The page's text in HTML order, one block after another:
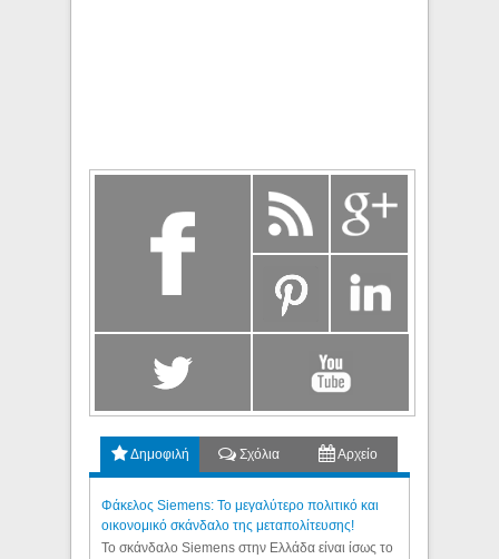
Δημοφιλή Σχόλια Αρχείο
Φάκελος Siemens: Το μεγαλύτερο πολιτικό και
οικονομικό σκάνδαλο της μεταπολίτευσης!
Το σκάνδαλο Siemens στην Ελλάδα είναι ίσως το